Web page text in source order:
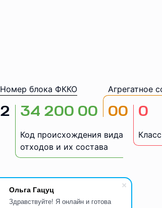
Ольга Гацуц
Здравствуйте! Я онлайн и готова
2
Номер блока ФККО
Код происхождения вида
отходов и их состава
34 200 00
Агрегатное
00 0